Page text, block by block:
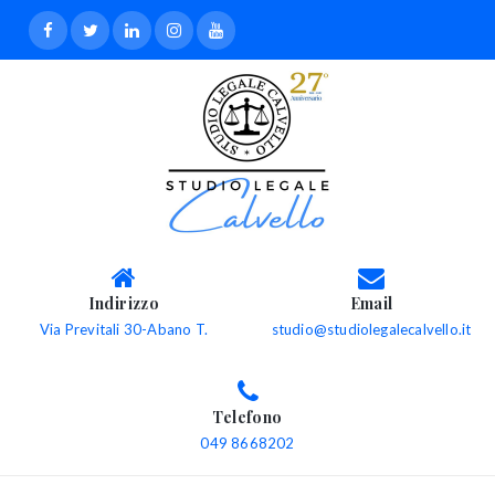
Indirizzo
Via Previtali 30-Abano T.
Email
studio@studiolegalecalvello.it
Telefono
049 8668202